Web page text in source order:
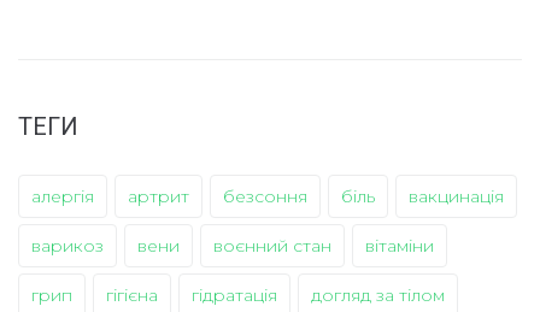
ТЕГИ
алергія артрит безсоння біль вакцинація
варикоз вени воєнний стан вітаміни
грип гігієна гідратація догляд за тілом